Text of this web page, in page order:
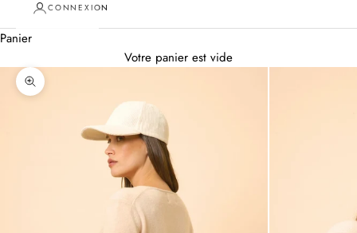
CONNEXION
Panier
Votre panier est vide
Zoomer sur l'image